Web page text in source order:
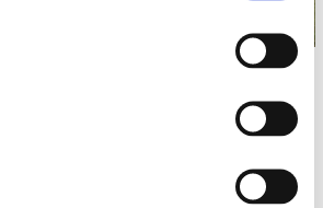
Hallig Hooge; fire af øens i alt 10
SA 4.0